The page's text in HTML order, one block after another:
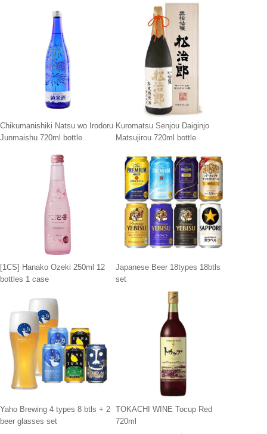
Chikumanishiki Natsu wo Irodoru
Junmaishu 720ml bottle
Kuromatsu Senjou Daiginjo
Matsujirou 720ml bottle
[1CS] Hanako Ozeki 250ml 12
bottles 1 case
Japanese Beer 18types 18btls
set
Yaho Brewing 4 types 8 btls + 2
beer glasses set
TOKACHI WINE Tocup Red
720ml